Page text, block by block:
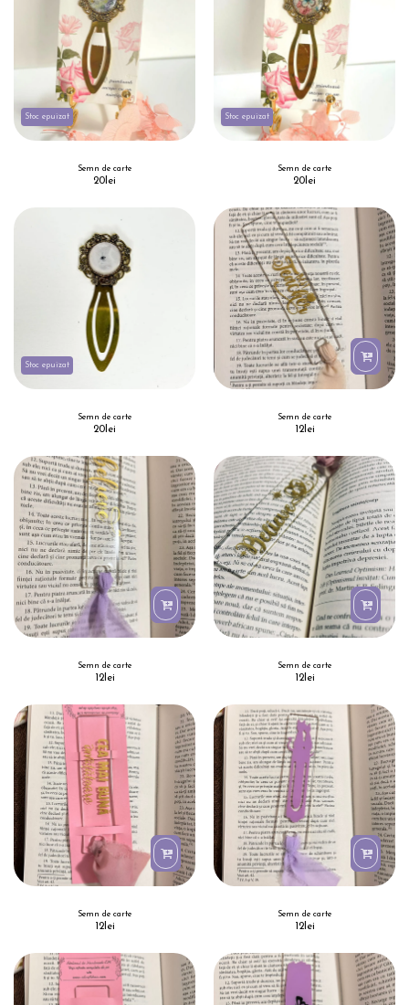
Stoc epuizat
Semn de carte
20 lei
Stoc epuizat
Semn de carte
20 lei
Stoc epuizat
Semn de carte
20 lei
Semn de carte
12lei
Semn de carte
12lei
Semn de carte
12lei
Semn de carte
12lei
Semn de carte
12lei